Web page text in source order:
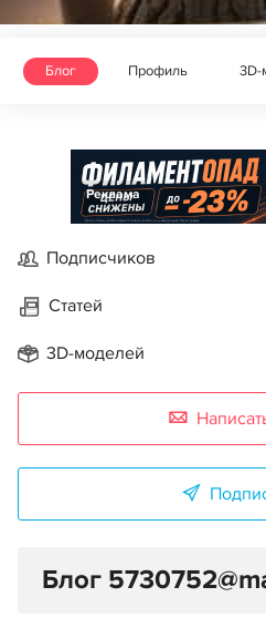
Блог Профиль 3D-
Реклама
Подписчиков
Статей
3D-моделей
Блог